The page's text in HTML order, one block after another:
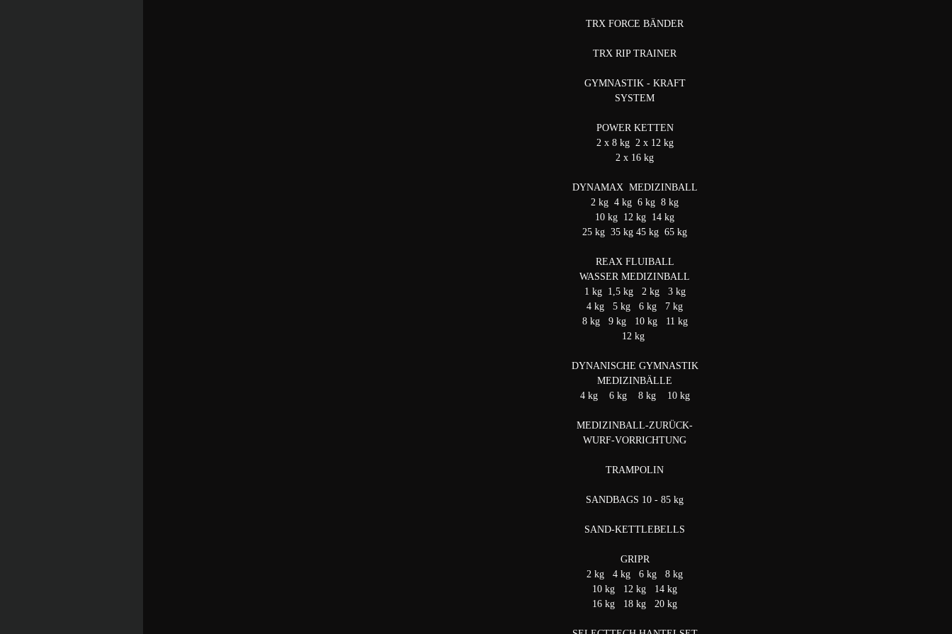
TRX FORCE BÄNDER
TRX RIP TRAINER
GYMNASTIK - KRAFT
SYSTEM
POWER KETTEN
2 x 8 kg 2 x 12 kg
2 x 16 kg
DYNAMAX MEDIZINBALL
2 kg 4 kg 6 kg 8 kg
10 kg 12 kg 14 kg
25 kg 35 kg 45 kg 65 kg
REAX FLUIBALL
WASSER MEDIZINBALL
1 kg 1,5 kg 2 kg 3 kg
4 kg 5 kg 6 kg 7 kg
8 kg 9 kg 10 kg 11 kg
12 kg
DYNANISCHE GYMNASTIK
MEDIZINBÄLLE
4 kg 6 kg 8 kg 10 kg
MEDIZINBALL-ZURÜCK-
WURF-VORRICHTUNG
TRAMPOLIN
SANDBAGS 10 - 85 kg
SAND-KETTLEBELLS
GRIPR
2 kg 4 kg 6 kg 8 kg
10 kg 12 kg 14 kg
16 kg 18 kg 20 kg